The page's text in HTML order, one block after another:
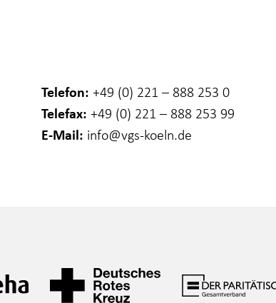
Telefon: +49 (0) 221 – 888 253 0
Telefax: +49 (0) 221 – 888 253 99
E-Mail: info@vgs-koeln.de